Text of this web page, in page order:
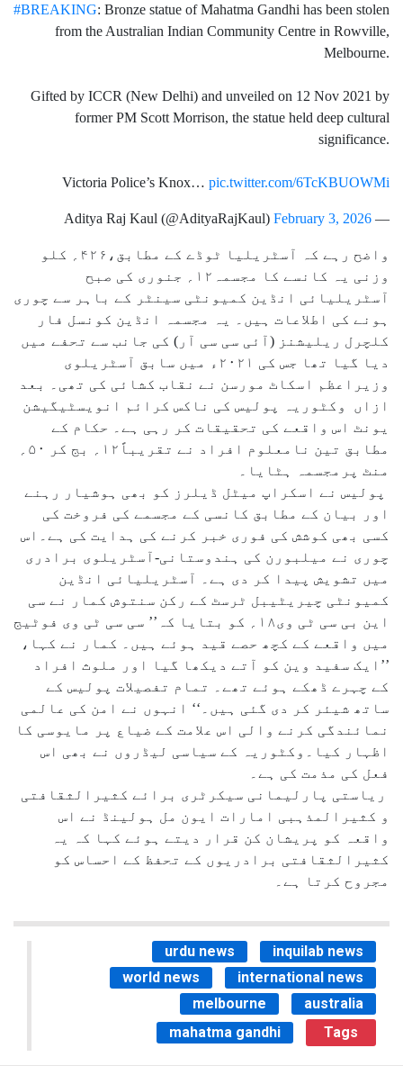
#BREAKING: Bronze statue of Mahatma Gandhi has been stolen
from the Australian Indian Community Centre in Rowville,
Melbourne.
Gifted by ICCR (New Delhi) and unveiled on 12 Nov 2021 by
former PM Scott Morrison, the statue held deep cultural
significance.
Victoria Police’s Knox… pic.twitter.com/6TcKBUOWMi
— Aditya Raj Kaul (@AdityaRajKaul)
February 3, 2026
واضح رہے کہ آسٹریلیا ٹوڈے کے مطابق،۴۲۶؍ کلو
وزنی یہ کانسے کا مجسمہ۱۲؍ جنوری کی صبح
آسٹریلیائی انڈین کمیونٹی سینٹر کے باہر سے چوری
ہونے کی اطلاعات ہیں۔ یہ مجسمہ انڈین کونسل فار
کلچرل ریلیشنز (آئی سی سی آر) کی جانب سے تحفے میں
دیا گیا تھا جس کی ۲۰۲۱ء میں سابق آسٹریلوی
وزیراعظم اسکاٹ مورسن نے نقاب کشائی کی تھی۔ بعد
ازاں وکٹوریہ پولیس کی ناکس کرائم انویسٹیگیشن
یونٹ اس واقعے کی تحقیقات کر رہی ہے۔ حکام کے
منٹ پرمجسمہ ہٹایا۔
پولیس نے اسکراپ میٹل ڈیلرز کو بھی ہوشیار رہنے
اور بیان کے مطابق کانسی کے مجسمے کی فروخت کی
کسی بھی کوشش کی فوری خبر کرنے کی ہدایت کی ہے۔اس
چوری نے میلبورن کی ہندوستانی-آسٹریلوی برادری
میں تشویش پیدا کر دی ہے۔ آسٹریلیائی انڈین
کمیونٹی چیریٹیبل ٹرسٹ کے رکن سنتوش کمار نے سی
این بی سی ٹی وی۱۸؍ کو بتایا کہ’’ سی سی ٹی وی فوٹیج
میں واقعے کے کچھ حصے قید ہوئے ہیں۔ کمار نے کہا،
’’ایک سفید وین کو آتے دیکھا گیا اور ملوث افراد
کے چہرے ڈھکے ہوئے تھے۔ تمام تفصیلات پولیس کے
ساتھ شیئر کر دی گئی ہیں۔‘‘ انہوں نے امن کی عالمی
نمائندگی کرنے والی اس علامت کے ضیاع پر مایوسی کا
اظہار کیا۔وکٹوریہ کے سیاسی لیڈروں نے بھی اس
فعل کی مذمت کی ہے۔
ریاستی پارلیمانی سیکرٹری برائے کثیرالثقافتی
و کثیرالمذہبی امارات ایون مل ہولینڈ نے اس
واقعہ کو پریشان کن قرار دیتے ہوئے کہا کہ یہ
کثیرالثقافتی برادریوں کے تحفظ کے احساس کو
مجروح کرتا ہے۔
urdu news
inquilab news
world news
international news
melbourne
australia
mahatma gandhi
Tags